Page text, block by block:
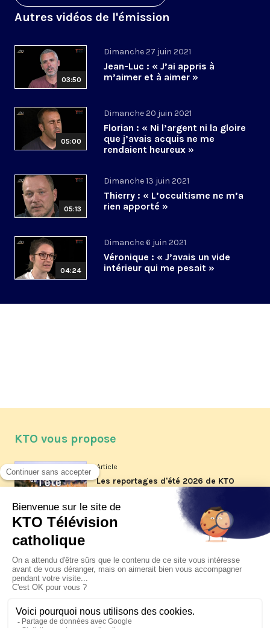
Autres vidéos de l'émission
03:50
Dimanche 27 juin 2021
Jean-Luc : « J’ai appris à
m’aimer et à aimer »
05:00
Dimanche 20 juin 2021
Florian : « Ni l’argent ni la gloire
que j’avais acquis ne me
rendaient heureux »
05:13
Dimanche 13 juin 2021
Thierry : « L’occultisme ne m’a
rien apporté »
04:24
Dimanche 6 juin 2021
Véronique : « J’avais un vide
intérieur qui me pesait »
KTO vous propose
Article
Les reportages d'été 2026 de KTO
Article
La visite pastorale du pape Léon
XIV à Assise à suivre sur KTO le